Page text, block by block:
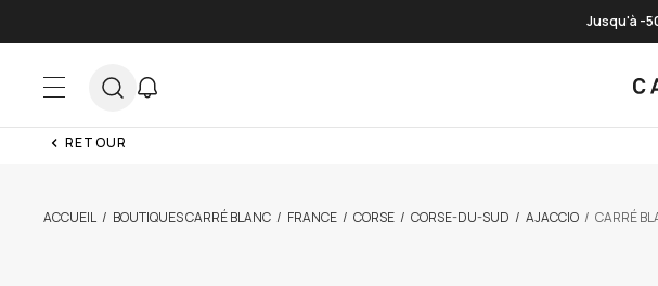
RETOUR
ACCUEIL BOUTIQUES CARRÉ BLANC FRANCE CORSE CORSE-DU-SUD AJACCIO CARRÉ